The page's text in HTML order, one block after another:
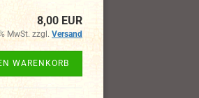
8,00 EUR
MwSt. zzgl. Versand
WARENKORB